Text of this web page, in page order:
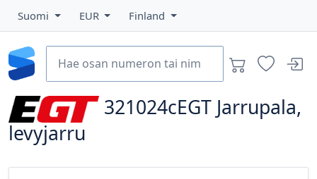
Suomi EUR Finland
321024cEGT Jarrupala,
levyjarru